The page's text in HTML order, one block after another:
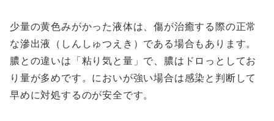
少量の黄色みがかった液体は、傷が治癒する際の正常
な滲出液（しんしゅつえき）である場合もあります。
膿との違いは「粘り気と量」で、膿はドロっとしてお
り量が多めです。においが強い場合は感染と判断して
早めに対処するのが安全です。